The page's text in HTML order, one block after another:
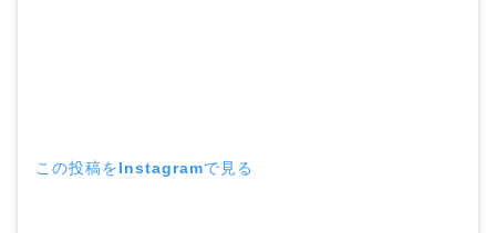
この投稿をInstagramで見る